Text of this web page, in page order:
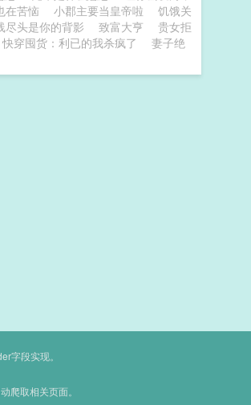
在苦恼 小郡主要当皇帝啦
饥饿关
尽头是你的背影 致富大亨
贵女拒
快穿囤货：利已的我杀疯了
妻子绝
字段实现。
爬取相关页面。